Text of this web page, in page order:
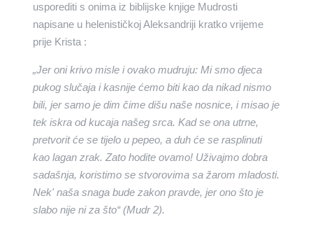
usporediti s onima iz biblijske knjige Mudrosti
napisane u helenističkoj Aleksandriji kratko vrijeme
prije Krista :
„Jer oni krivo misle i ovako mudruju: Mi smo djeca
pukog slučaja i kasnije ćemo biti kao da nikad nismo
bili, jer samo je dim čime dišu naše nosnice, i misao je
tek iskra od kucaja našeg srca. Kad se ona utrne,
pretvorit će se tijelo u pepeo, a duh će se rasplinuti
kao lagan zrak. Zato hodite ovamo! Uživajmo dobra
sadašnja, koristimo se stvorovima sa žarom mladosti.
Nek' naša snaga bude zakon pravde, jer ono što je
slabo nije ni za što“ (Mudr 2).